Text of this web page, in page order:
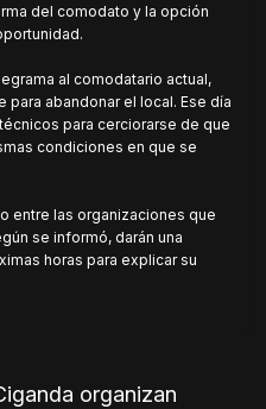
del comodato y la opción
al comodatario actual,
para abandonar el local. Ese día
para cerciorarse de que
condiciones en que se
entre las organizaciones que
se informó, darán una
horas para explicar su
organizan